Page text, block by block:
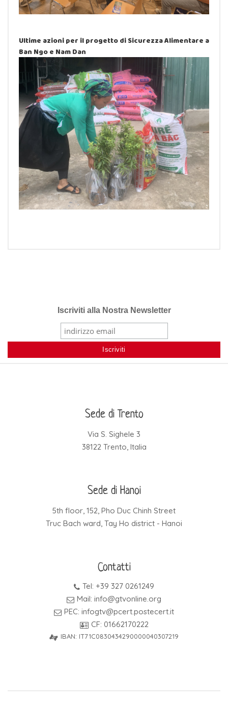
Ultime azioni per il progetto di Sicurezza Alimentare a
Ban Ngo e Nam Dan
Iscriviti alla Nostra Newsletter
Sede di Trento
Via S. Sighele 3
38122 Trento, Italia
Sede di Hanoi
5th floor, 152, Pho Duc Chinh Street
Truc Bach ward, Tay Ho district - Hanoi
Contatti
Tel: +39 327 0261249
Mail: info@gtvonline.org
PEC: infogtv@pcert.postecert.it
CF: 01662170222
IBAN: IT71C0830434290000040307219